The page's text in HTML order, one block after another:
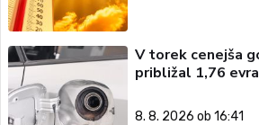
V torek cenejša
približal 1,76
8. 8. 2026 ob 16:41